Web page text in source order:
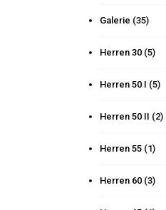
Galerie (35)
Herren 30 (5)
Herren 50 I (5)
Herren 50 II (2)
Herren 55 (1)
Herren 60 (3)